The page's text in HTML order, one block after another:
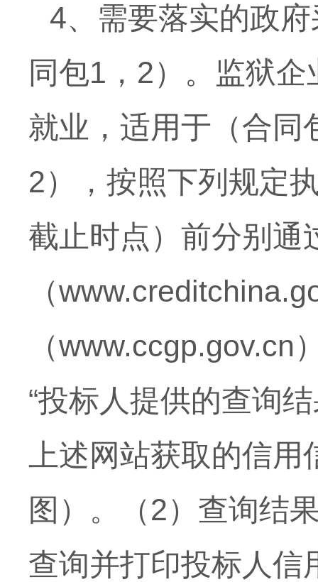
4、需要落实的政
同包1，2）。监狱
就业，适用于（合同
2），按照下列规定
截止时点）前分别通
（
（
“投标人提供的查询
上述网站获取的信
图）。（2）查询结
查询并打印投标人信